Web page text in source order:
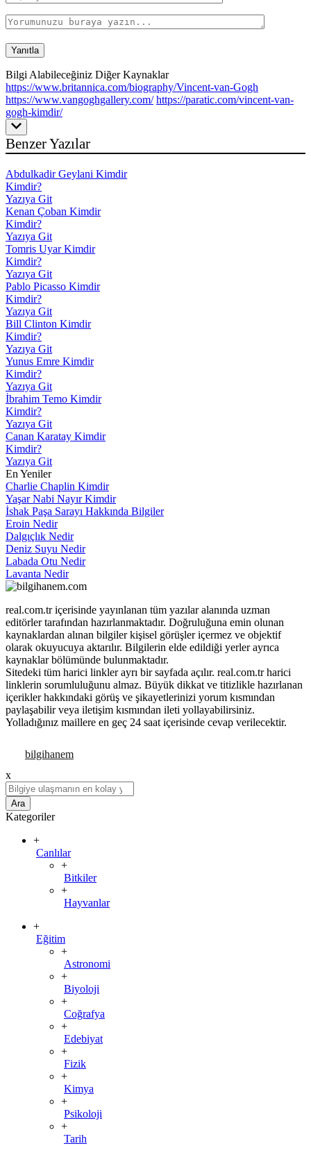
Bilgi Alabileceğiniz Diğer Kaynaklar
https://www.britannica.com/biography/Vincent-van-Gogh
https://www.vangoghgallery.com/ https://paratic.com/vincent-van-
gogh-kimdir/
Benzer Yazılar
Abdulkadir Geylani Kimdir
Kimdir?
Yazıya Git
Kenan Çoban Kimdir
Kimdir?
Yazıya Git
Tomris Uyar Kimdir
Kimdir?
Yazıya Git
Pablo Picasso Kimdir
Kimdir?
Yazıya Git
Bill Clinton Kimdir
Kimdir?
Yazıya Git
Yunus Emre Kimdir
Kimdir?
Yazıya Git
İbrahim Temo Kimdir
Kimdir?
Yazıya Git
Canan Karatay Kimdir
Kimdir?
Yazıya Git
En Yeniler
Charlie Chaplin Kimdir
Yaşar Nabi Nayır Kimdir
İshak Paşa Sarayı Hakkında Bilgiler
Eroin Nedir
Dalgıçlık Nedir
Deniz Suyu Nedir
Labada Otu Nedir
Lavanta Nedir
real.com.tr içerisinde yayınlanan tüm yazılar alanında uzman
editörler tarafından hazırlanmaktadır. Doğruluğuna emin olunan
kaynaklardan alınan bilgiler kişisel görüşler içermez ve objektif
olarak okuyucuya aktarılır. Bilgilerin elde edildiği yerler ayrıca
kaynaklar bölümünde bulunmaktadır.
Sitedeki tüm harici linkler ayrı bir sayfada açılır. real.com.tr harici
linklerin sorumluluğunu almaz. Büyük dikkat ve titizlikle hazırlanan
içerikler hakkındaki görüş ve şikayetlerinizi yorum kısmından
paylaşabilir veya iletişim kısmından ileti yollayabilirsiniz.
Yolladığınız maillere en geç 24 saat içerisinde cevap verilecektir.
x
Ara
Kategoriler
+
Canlılar
+
Bitkiler
+
Hayvanlar
+
Eğitim
+
Astronomi
+
Biyoloji
+
Coğrafya
+
Edebiyat
+
Fizik
+
Kimya
+
Psikoloji
+
Tarih